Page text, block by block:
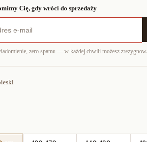
Cię, gdy wróci do sprzedaży
zero spamu — w każdej chwili możesz